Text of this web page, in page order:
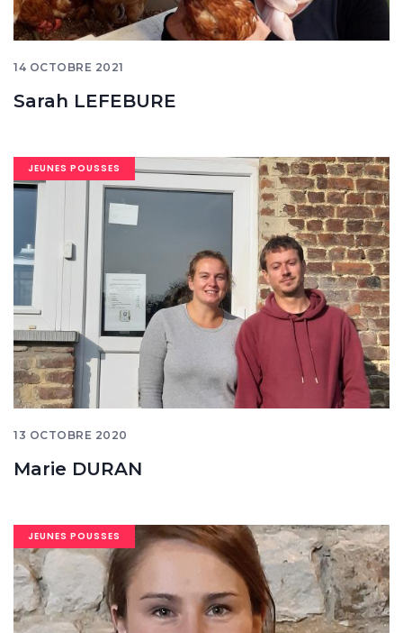
14 OCTOBRE 2021
Sarah LEFEBURE
JEUNES POUSSES
Image
banner
13 OCTOBRE 2020
Marie DURAN
JEUNES POUSSES
Image
banner